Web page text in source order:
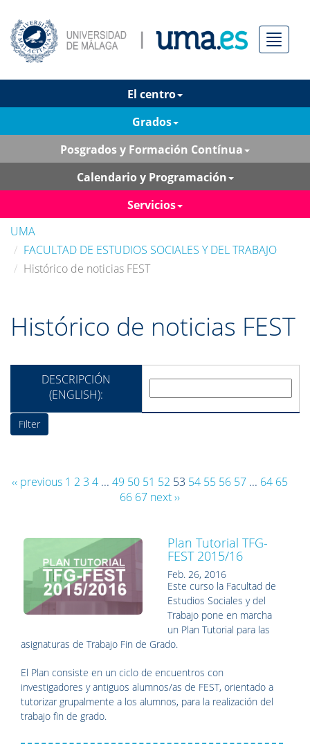
Menú
El centro
Grados
Posgrados y Formación Contínua
Calendario y Programación
Servicios
UMA
FACULTAD DE ESTUDIOS SOCIALES Y DEL TRABAJO
Histórico de noticias FEST
Histórico de noticias FEST
DESCRIPCIÓN
(ENGLISH):
‹‹ previous 1 2 3 4... 49 50 51 52 53 54 55 56 57... 64 65
66 67 next ››
Plan Tutorial TFG-
FEST 2015/16
Feb. 26, 2016
Este curso la Facultad de
Estudios Sociales y del
Trabajo pone en marcha
un Plan Tutorial para las
asignaturas de Trabajo Fin de Grado.
El Plan consiste en un ciclo de encuentros con
investigadores y antiguos alumnos/as de FEST, orientado a
tutorizar grupalmente a los alumnos, para la realización del
trabajo fin de grado.